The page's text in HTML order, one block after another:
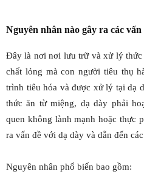
Nguyên nhân nào gây ra các vấn
Đây là nơi nơi lưu trữ và xử lý thức
chất lỏng mà con người tiêu thụ
trình tiêu hóa và được xử lý tại dạ
thức ăn từ miệng, dạ dày phải
quen không lành mạnh hoặc thực
ra vấn đề với dạ dày và dẫn đến
Nguyên nhân phổ biến bao gồm: